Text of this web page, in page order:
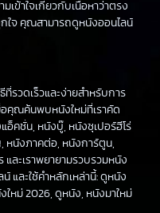
เข้าใจเกี่ยวกับเนื้อหาว่าตรง
ใจ คุณสามารถดูหนังออนไลน์
ที่รวดเร็วและง่ายสำหรับการ
คุณค้นพบหนังใหม่ที่เราคัด
อ็คชั่น, หนังบู๊, หนังซุเปอร์ฮีโร่
หนังภาคต่อ, หนังการ์ตูน,
ละเราพยายามรวบรวมหนัง
และใช้คำหลักเหล่านี้: ดูหนัง
ใหม่ 2026, ดูหนัง, หนังมาใหม่